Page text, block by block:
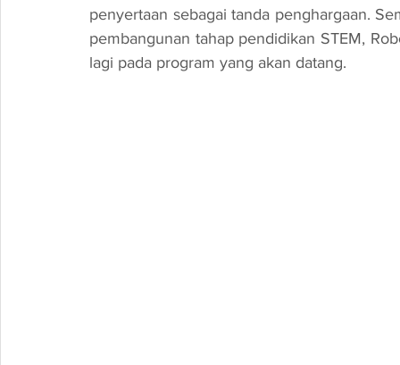
penyertaan sebagai tanda penghargaan.
pembangunan tahap pendidikan STEM,
lagi pada program yang akan datang.